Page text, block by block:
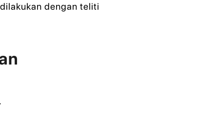
dengan teliti